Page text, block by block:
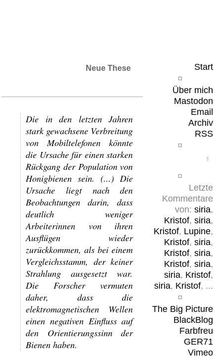
Start
Über mich
Mastodon
Email
Archiv
RSS
Letzte
Kommentare
von: siria,
Kristof, siria,
Kristof, Lupine,
Kristof, siria,
Kristof, siria,
Kristof, siria,
siria, Kristof,
siria, Kristof, ...
The Big Picture
BlackBlog
Farbfreu
GER71
Vimeo
Neue These
Die in den letzten Jahren
stark gewachsene Verbreitung
von Mobiltelefonen könnte
die Ursache für einen starken
Rückgang der Population von
Honigbienen sein. (...) Die
Ursache liegt nach den
Beobachtungen darin, dass
deutlich weniger
Arbeiterinnen von ihren
Ausflügen wieder
zurückkommen, als bei einem
Vergleichsstamm, der keiner
Strahlung ausgesetzt war.
Die Forscher vermuten
daher, dass die
elektromagnetischen Wellen
einen negativen Einfluss auf
den Orientierungssinn der
Bienen haben.